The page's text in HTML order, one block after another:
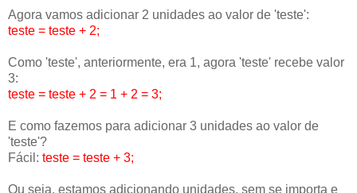
Agora vamos adicionar 2 unidades ao valor de 'teste':
teste = teste + 2;
Como 'teste', anteriormente, era 1, agora 'teste' recebe valor
3:
teste = teste + 2 = 1 + 2 = 3;
E como fazemos para adicionar 3 unidades ao valor de
'teste'?
Fácil: teste = teste + 3;
Ou seja, estamos adicionando unidades, sem se importa e